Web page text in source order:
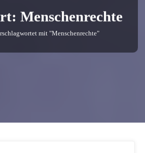
Menschenrechte
mit "Menschenrechte"